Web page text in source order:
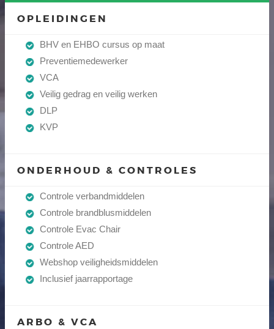
OPLEIDINGEN
BHV en EHBO cursus op maat
Preventiemedewerker
VCA
Veilig gedrag en veilig werken
DLP
KVP
ONDERHOUD & CONTROLES
Controle verbandmiddelen
Controle brandblusmiddelen
Controle Evac Chair
Controle AED
Webshop veiligheidsmiddelen
Inclusief jaarrapportage
ARBO & VCA